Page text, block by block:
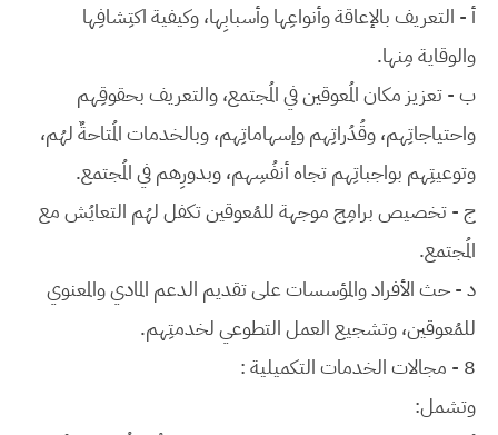
أ - التعريف بالإعاقة وأنواعِها وأسبابِها، وكيفية اكتِشافِها
والوقاية مِنها.
ب - تعزيز مكان المُعوقين في المُجتمع، والتعريف بحقوقِهم
واحتياجاتِهم، وقُدُراتِهم وإسهاماتِهم، وبالخدمات المُتاحةٌ لهُم،
وتوعيتِهم بواجباتِهم تجاه أنفُسِهم، وبدورِهم في المُجتمع.
ج - تخصيص برامِج موجهة للمُعوقين تكفل لهُم التعايُش مع
المُجتمع.
د - حث الأفراد والمؤسسات على تقديم الدعم المادي والمعنوي
للمُعوقين، وتشجيع العمل التطوعي لخدمتِهم.
8 - مجالات الخدمات التكميلية :
وتشمل: